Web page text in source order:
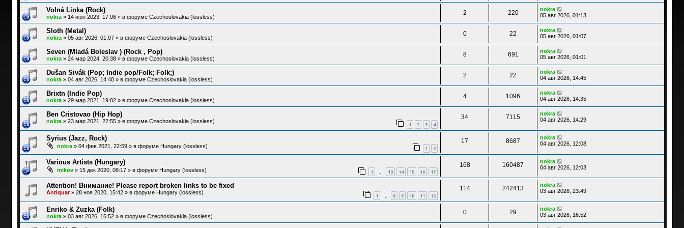
Volná Linka (Rock)
nokra» 14 июн 2023, 17:06» в форуме Czechoslovakia (lossless)
2 220
nokra
05 авг 2026, 01:13
Sloth (Metal)
nokra» 05 авг 2026, 01:07» в форуме Czechoslovakia (lossless)
0 22
nokra
05 авг 2026, 01:07
Seven (Mladá Boleslav ) (Rock , Pop)
nokra» 24 мар 2024, 20:38» в форуме Czechoslovakia (lossless)
8 691
nokra
05 авг 2026, 01:01
Dušan Sivák (Pop; Indie pop/Folk; Folk;)
nokra» 04 авг 2026, 14:40» в форуме Czechoslovakia (lossless)
2 22
nokra
04 авг 2026, 14:45
Brixtn (Indie Pop)
nokra» 29 мар 2021, 19:02» в форуме Czechoslovakia (lossless)
4 1096
nokra
04 авг 2026, 14:35
Ben Cristovao (Hip Hop)
nokra» 23 мар 2021, 22:55» в форуме Czechoslovakia (lossless) 1 2 3 4
34 7115
nokra
04 авг 2026, 14:29
Syrius (Jazz, Rock)
nokra» 04 фев 2021, 22:59» в форуме Hungary (lossless) 1 2
17 8687
nokra
04 авг 2026, 12:08
Various Artists (Hungary)
mikov» 15 дек 2020, 08:17» в форуме Hungary (lossless) 1 13 14 15 16 17
168 160487
nokra
04 авг 2026, 12:03
Attention! Внимание! Please report broken links to be fixed
Antiquar» 28 ноя 2020, 15:42» в форуме Hungary (lossless) 1 … 8 9 10 11 12
114 242413
nokra
03 авг 2026, 23:49
Enriko & Zuzka (Folk)
nokra» 03 авг 2026, 16:52» в форуме Czechoslovakia (lossless)
0 29
nokra
03 авг 2026, 16:52